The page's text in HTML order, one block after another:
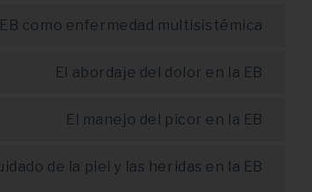
como enfermedad multisistémica
El abordaje del dolor en la EB
El manejo del picor en la EB
de la piel y las heridas en la EB